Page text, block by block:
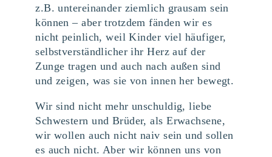
z.B. untereinander ziemlich grausam sein
können – aber trotzdem fänden wir es
nicht peinlich, weil Kinder viel häufiger,
selbstverständlicher ihr Herz auf der
Zunge tragen und auch nach außen sind
und zeigen, was sie von innen her bewegt.
Wir sind nicht mehr unschuldig, liebe
Schwestern und Brüder, als Erwachsene,
wir wollen auch nicht naiv sein und sollen
es auch nicht. Aber wir können uns von